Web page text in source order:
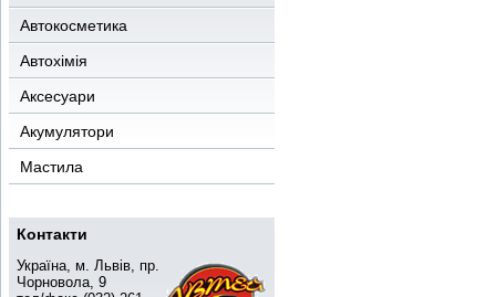
Автокосметика
Автохімія
Аксесуари
Акумулятори
Мастила
Контакти
Україна, м. Львів, пр.
Чорновола, 9